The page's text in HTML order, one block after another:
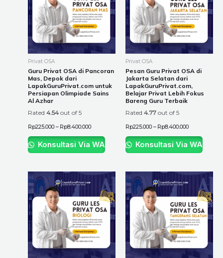
Privat OSA
Guru Privat OSA di Pancoran
Mas, Depok dari
LapakGuruPrivat.com untuk
Persiapan Olimpiade Sains
Al Azhar
Rated 4.54 out of 5
Rp225.000 – Rp8.400.000
multiple
variants.
The
options
may
chosen
the
Konsultasi Via WA
Privat OSA
Pesan Guru Privat OSA di
Jakarta Selatan dari
LapakGuruPrivat.com,
Belajar Privat Lebih Fokus
Bareng Guru Terbaik
Rated 4.77 out of 5
Rp225.000 – Rp8.400.000
multiple
variants.
The
options
chosen
the
Konsultasi Via WA
Price
range:
Rp225.000
through
Rp8.400.000
This
product
has
multiple
variants.
The
options
Price
range:
Rp225.000
through
Rp8.400.000
This
product
has
multiple
variants.
The
options